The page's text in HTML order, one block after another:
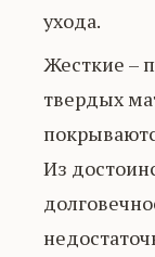
ухода.
Жесткие –
твердых
Из